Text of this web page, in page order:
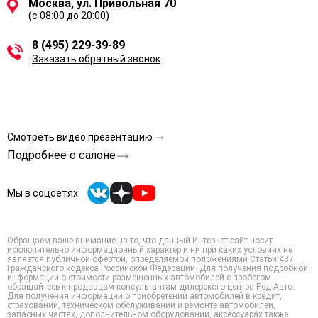
Москва, ул. Привольная 70
(с 08:00 до 20:00)
8 (495) 229-39-89
Заказать обратный звонок
Смотреть видео презентацию
Подробнее о салоне
Мы в соцсетях:
Обращаем ваше внимание на то, что данный Интернет-сайт носит
исключительно информационный характер и ни при каких условиях не
является публичной офертой, определяемой положениями Статьи 437
Гражданского кодекса Российской Федерации. Для получения подробной
информации о стоимости размещенных автомобилей с пробегом
обращайтесь к продавцам-консультантам дилерского центра Ред Авто.
Для получения информации о приобретении автомобилей в кредит,
страховании, техническом обслуживании и ремонте автомобилей,
запасных частях, дополнительном оборудовании, аксессуарах также